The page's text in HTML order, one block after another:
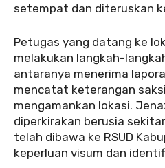
setempat dan diteruskan
Petugas yang datang ke
melakukan langkah-
antaranya menerima
mencatat keterangan
mengamankan lokasi.
diperkirakan berusia
telah dibawa ke RSUD
keperluan visum dan